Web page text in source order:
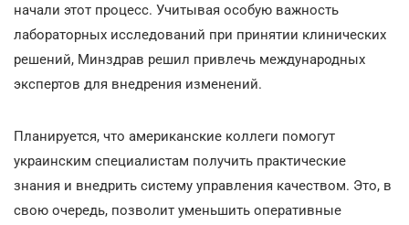
начали этот процесс. Учитывая особую важность
лабораторных исследований при принятии клинических
решений, Минздрав решил привлечь международных
экспертов для внедрения изменений.
Планируется, что американские коллеги помогут
украинским специалистам получить практические
знания и внедрить систему управления качеством. Это, в
свою очередь, позволит уменьшить оперативные